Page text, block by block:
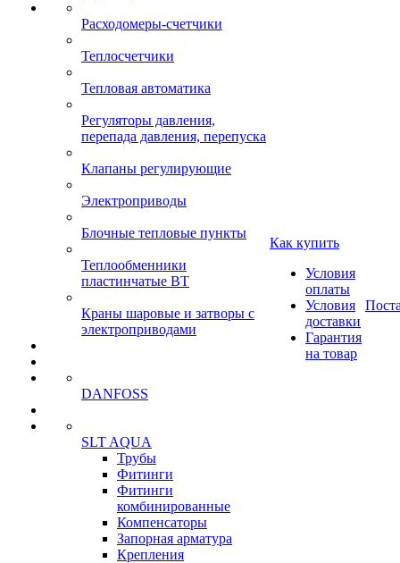
Расходомеры-счетчики
Теплосчетчики
Тепловая автоматика
Регуляторы давления,
перепада давления, перепуска
Клапаны регулирующие
Электроприводы
Блочные тепловые пункты
Теплообменники
пластинчатые ВТ
Краны шаровые и затворы с
электроприводами
DANFOSS
SLT AQUA
Трубы
Фитинги
Фитинги
комбинированные
Компенсаторы
Запорная арматура
Крепления
Как купить
Условия
оплаты
Условия
доставки
Гарантия
на товар